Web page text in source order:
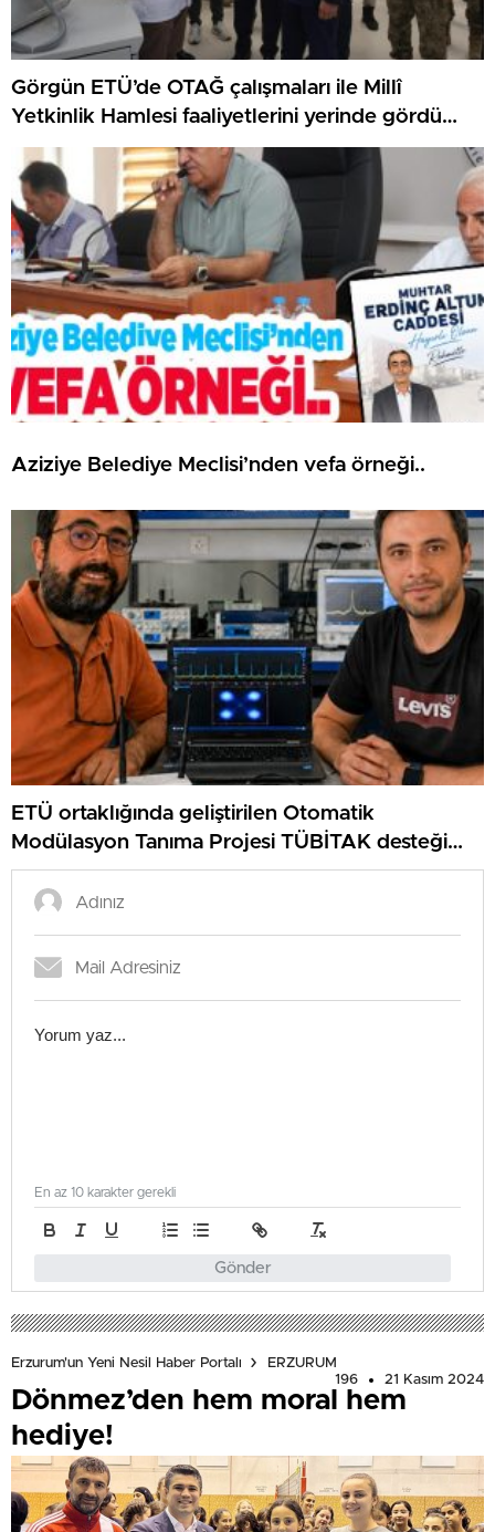
Görgün ETÜ’de OTAĞ çalışmaları ile Millî
Yetkinlik Hamlesi faaliyetlerini yerinde gördü…
Aziziye Belediye Meclisi’nden vefa örneği..
ETÜ ortaklığında geliştirilen Otomatik
Modülasyon Tanıma Projesi TÜBİTAK desteği
aldı..
Gönder
En az 10 karakter gerekli
Erzurum'un Yeni Nesil Haber Portalı
ERZURUM
196
21 Kasım 2024
Dönmez’den hem moral hem
hediye!